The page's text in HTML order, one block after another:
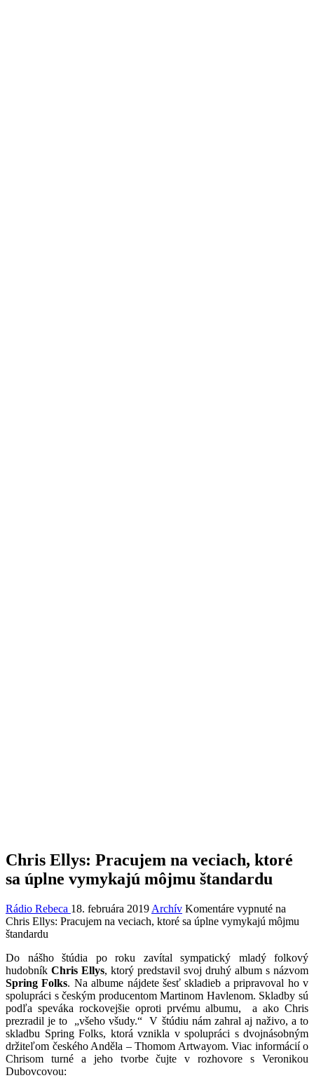
Chris Ellys: Pracujem na veciach, ktoré
sa úplne vymykajú môjmu štandardu
Rádio Rebeca 18. februára 2019 Archív Komentáre vypnuté na
Chris Ellys: Pracujem na veciach, ktoré sa úplne vymykajú môjmu
štandardu
Do nášho štúdia po roku zavítal sympatický mladý folkový
hudobník Chris Ellys, ktorý predstavil svoj druhý album s názvom
Spring Folks. Na albume nájdete šesť skladieb a pripravoval ho v
spolupráci s českým producentom Martinom Havlenom. Skladby sú
podľa speváka rockovejšie oproti prvému albumu, a ako Chris
prezradil je to „všeho všudy.“ V štúdiu nám zahral aj naživo, a to
skladbu Spring Folks, ktorá vznikla v spolupráci s dvojnásobným
držiteľom českého Anděla – Thomom Artwayom. Viac informácií o
Chrisom turné a jeho tvorbe čujte v rozhovore s Veronikou
Dubovcovou: